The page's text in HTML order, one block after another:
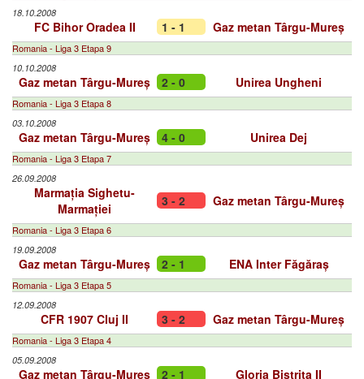
18.10.2008
FC Bihor Oradea II 1 - 1 Gaz metan Târgu-Mureș
Romania - Liga 3 Etapa 9
10.10.2008
Gaz metan Târgu-Mureș 2 - 0 Unirea Ungheni
Romania - Liga 3 Etapa 8
03.10.2008
Gaz metan Târgu-Mureș 4 - 0 Unirea Dej
Romania - Liga 3 Etapa 7
26.09.2008
Marmația Sighetu-
Marmației
3 - 2 Gaz metan Târgu-Mureș
Romania - Liga 3 Etapa 6
19.09.2008
Gaz metan Târgu-Mureș 2 - 1 ENA Inter Făgăraș
Romania - Liga 3 Etapa 5
12.09.2008
CFR 1907 Cluj II 3 - 2 Gaz metan Târgu-Mureș
Romania - Liga 3 Etapa 4
05.09.2008
Gaz metan Târgu-Mureș 2 - 1 Gloria Bistrița II